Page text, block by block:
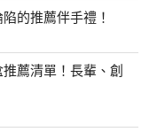
的推薦伴手禮！
薦清單！長輩、創